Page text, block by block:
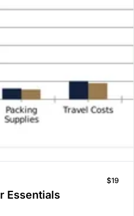
Essentials
$19